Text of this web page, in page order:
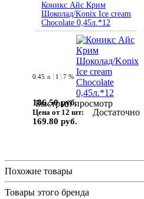
Коникс Айс Крим
Шоколад/Konix Ice cream
Chocolate 0,45л.*12
Быстрый просмотр
0.45 л. 1 7 %
186.50 руб.
Цена от 12 шт:
169.80 руб.
Достаточно
Похожие товары
Товары этого бренда